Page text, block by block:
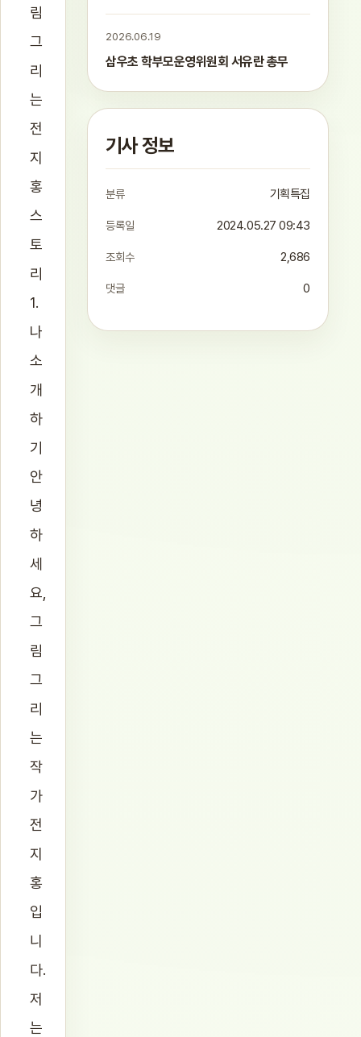
림
그
리
는
전
지
홍
스
토
리
1.
나
소
개
하
기
안
녕
하
세
요,
그
림
그
리
는
작
가
전
지
홍
입
니
다.
저
는
2026.06.19
삼우초 학부모운영위원회 서유란 총무
기사 정보
분류 기획특집
등록일 2024.05.27 09:43
조회수 2,686
댓글 0